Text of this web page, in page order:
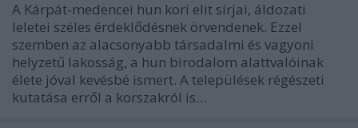
A Kárpát-medencei hun kori elit sírjai, áldozati
leletei széles érdeklődésnek örvendenek. Ezzel
szemben az alacsonyabb társadalmi és vagyoni
helyzetű lakosság, a hun birodalom alattvalóinak
élete jóval kevésbé ismert. A települések régészeti
kutatása erről a korszakról is…